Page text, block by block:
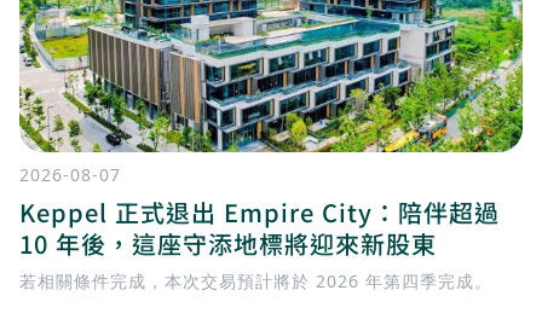
2026-08-07
Keppel 正式退出 Empire City：陪伴超過
10 年後，這座守添地標將迎來新股東
若相關條件完成，本次交易預計將於 2026 年第四季完成。